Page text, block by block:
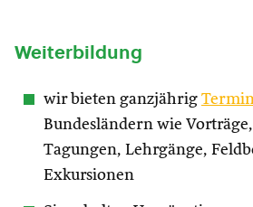
Weiterbildung
wir bieten ganzjährig
Bundesländern wie
Tagungen, Lehrgänge,
Exkursionen